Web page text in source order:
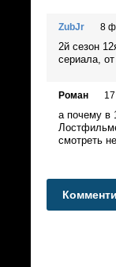
ZubJr 8
2й сезон
сериала,
Роман
а почему в
смотреть